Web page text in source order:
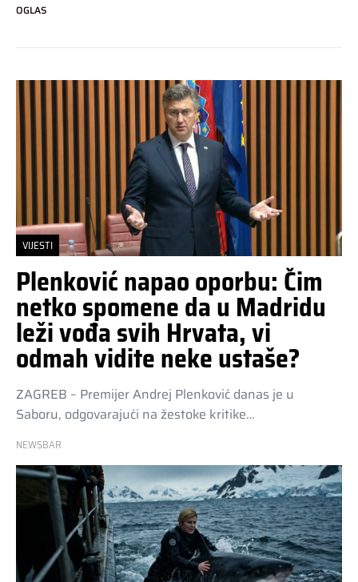
OGLAS
VIJESTI
Plenković napao oporbu: Čim
netko spomene da u Madridu
leži vođa svih Hrvata, vi
odmah vidite neke ustaše?
ZAGREB – Premijer Andrej Plenković danas je u
Saboru, odgovarajući na žestoke kritike…
NEWSBAR